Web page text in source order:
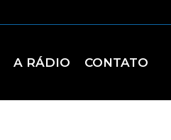
A RÁDIO CONTATO